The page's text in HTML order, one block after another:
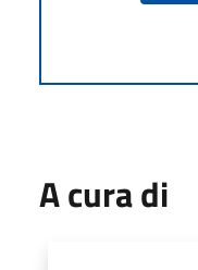
A cura di